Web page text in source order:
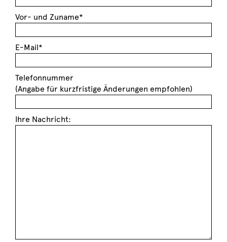
Vor- und Zuname*
E-Mail*
Telefonnummer
(Angabe für kurzfristige Änderungen empfohlen)
Ihre Nachricht: